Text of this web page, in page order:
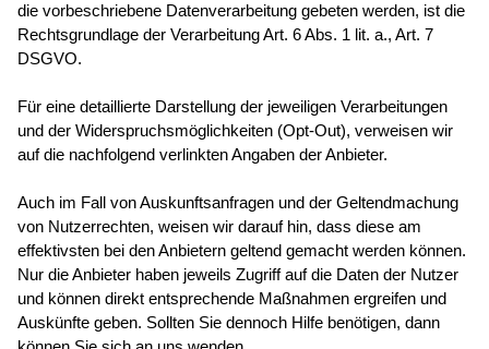
die vorbeschriebene Datenverarbeitung gebeten werden, ist die
Rechtsgrundlage der Verarbeitung Art. 6 Abs. 1 lit. a., Art. 7
DSGVO.
Für eine detaillierte Darstellung der jeweiligen Verarbeitungen
und der Widerspruchsmöglichkeiten (Opt-Out), verweisen wir
auf die nachfolgend verlinkten Angaben der Anbieter.
Auch im Fall von Auskunftsanfragen und der Geltendmachung
von Nutzerrechten, weisen wir darauf hin, dass diese am
effektivsten bei den Anbietern geltend gemacht werden können.
Nur die Anbieter haben jeweils Zugriff auf die Daten der Nutzer
und können direkt entsprechende Maßnahmen ergreifen und
Auskünfte geben. Sollten Sie dennoch Hilfe benötigen, dann